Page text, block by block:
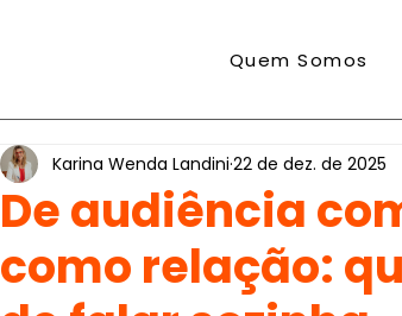
Quem Somos
De audiência
como relação:
Karina Wenda Landini 22 de dez. de 2025